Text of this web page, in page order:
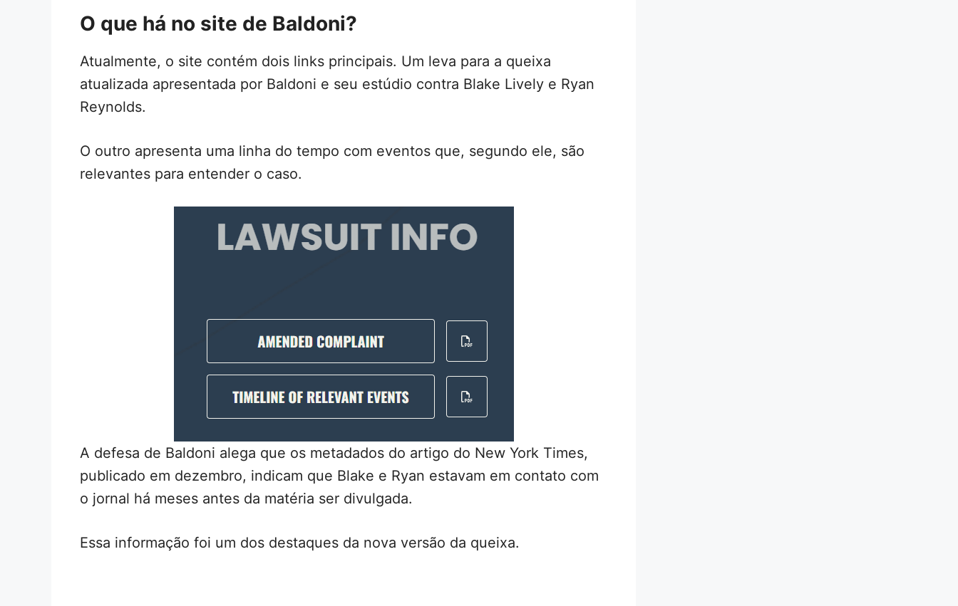
O que há no site de Baldoni?
Atualmente, o site contém dois links principais. Um leva para a queixa
atualizada apresentada por Baldoni e seu estúdio contra Blake Lively e Ryan
Reynolds.
O outro apresenta uma linha do tempo com eventos que, segundo ele, são
relevantes para entender o caso.
A defesa de Baldoni alega que os metadados do artigo do New York Times,
publicado em dezembro, indicam que Blake e Ryan estavam em contato com
o jornal há meses antes da matéria ser divulgada.
Essa informação foi um dos destaques da nova versão da queixa.